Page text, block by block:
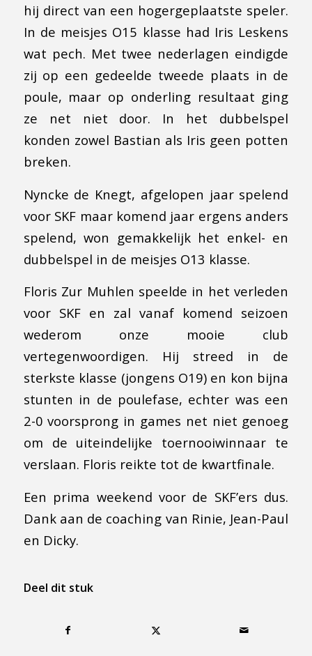
hij direct van een hogergeplaatste speler.
In de meisjes O15 klasse had Iris Leskens
wat pech. Met twee nederlagen eindigde
zij op een gedeelde tweede plaats in de
poule, maar op onderling resultaat ging
ze net niet door. In het dubbelspel
konden zowel Bastian als Iris geen potten
breken.
Nyncke de Knegt, afgelopen jaar spelend
voor SKF maar komend jaar ergens anders
spelend, won gemakkelijk het enkel- en
dubbelspel in de meisjes O13 klasse.
Floris Zur Muhlen speelde in het verleden
voor SKF en zal vanaf komend seizoen
wederom onze mooie club
vertegenwoordigen. Hij streed in de
sterkste klasse (jongens O19) en kon bijna
stunten in de poulefase, echter was een
2-0 voorsprong in games net niet genoeg
om de uiteindelijke toernooiwinnaar te
verslaan. Floris reikte tot de kwartfinale.
Een prima weekend voor de SKF’ers dus.
Dank aan de coaching van Rinie, Jean-Paul
en Dicky.
Deel dit stuk